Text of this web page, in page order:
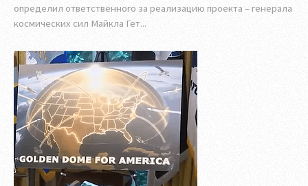
определил ответственного за реализацию проекта – генерала
космических сил Майкла Гет...